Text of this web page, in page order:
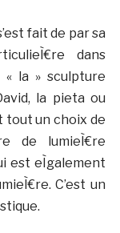
fait de par sa
dans
« la » sculpture
la pieta ou
tout un choix de
de lumieÌ€re
est eÌgalement
C’est un